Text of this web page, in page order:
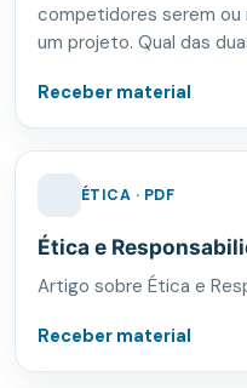
competidores serem ou
um projeto. Qual das
Receber material
ÉTICA · PDF
Ética e
Artigo sobre Ética e
Receber material